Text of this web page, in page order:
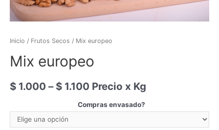
Inicio / Frutos Secos / Mix europeo
Mix europeo
$ 1.000 – $ 1.100 Precio x Kg
Compras envasado?